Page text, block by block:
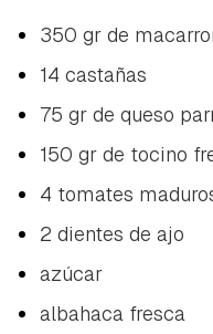
350 gr de
14 castañas
75 gr de queso
150 gr de tocino
4 tomates
2 dientes de ajo
azúcar
albahaca fresca